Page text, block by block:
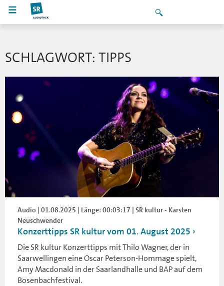
SCHLAGWORT: TIPPS
Audio | 01.08.2025 | Länge: 00:03:17 | SR kultur - Karsten
Neuschwender
Konzerttipps SR kultur vom 01. August 2025
Die SR kultur Konzerttipps mit Thilo Wagner, der in
Saarwellingen eine Oscar Peterson-Hommage spielt,
Amy Macdonald in der Saarlandhalle und BAP auf dem
Bosenbachfestival.